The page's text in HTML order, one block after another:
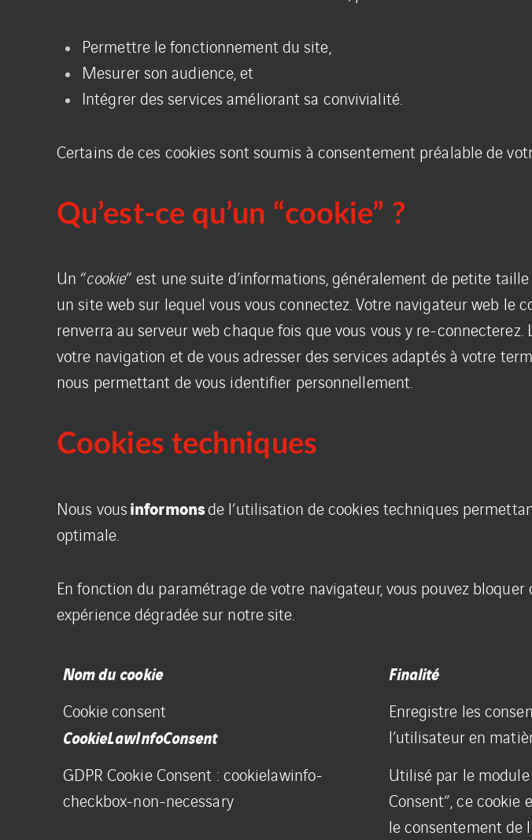
Permettre le fonctionnement du site,
Mesurer son audience, et
Intégrer des services améliorant sa convivialité.
Certains de ces cookies sont soumis à consentement préalable de
Qu’est-ce qu’un “cookie” ?
Un “cookie” est une suite d’informations, généralement de petite
un site web sur lequel vous vous connectez. Votre navigateur web le
renverra au serveur web chaque fois que vous vous y re-
votre navigation et de vous adresser des services adaptés à votre
nous permettant de vous identifier personnellement.
Cookies techniques
Nous vousinformonsde l’utilisation de cookies techniques
optimale.
En fonction du paramétrage de votre navigateur, vous pouvez
expérience dégradée sur notre site.
Nom du cookie Finalité
Cookie consent
CookieLawInfoConsent
Enregistre les
l’utilisateur en
GDPR Cookie Consent : cookielawinfo-
checkbox-non-necessary
Utilisé par le module
Consent”, ce
le consentement de